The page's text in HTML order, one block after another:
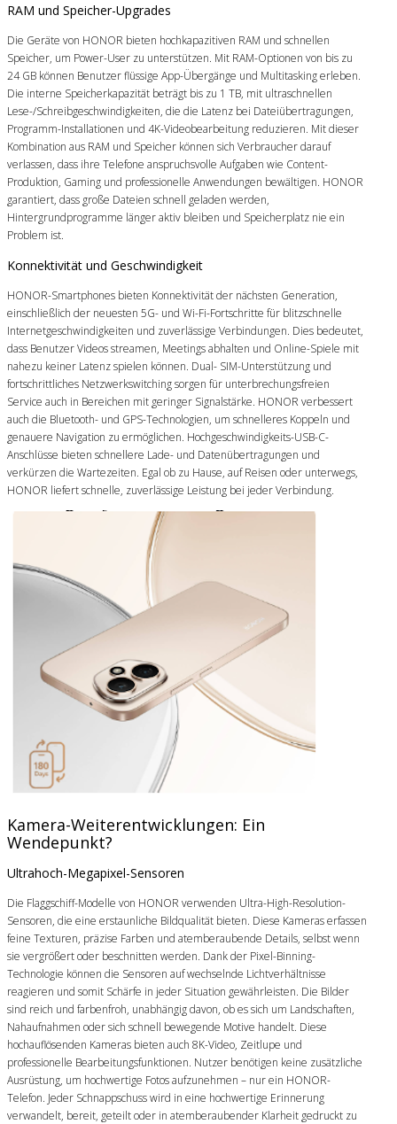
RAM und Speicher-Upgrades
Die Geräte von HONOR bieten hochkapazitiven RAM und schnellen
Speicher, um Power-User zu unterstützen. Mit RAM-Optionen von bis zu
24 GB können Benutzer flüssige App-Übergänge und Multitasking erleben.
Die interne Speicherkapazität beträgt bis zu 1 TB, mit ultraschnellen
Lese-/Schreibgeschwindigkeiten, die die Latenz bei Dateiübertragungen,
Programm-Installationen und 4K-Videobearbeitung reduzieren. Mit dieser
Kombination aus RAM und Speicher können sich Verbraucher darauf
verlassen, dass ihre Telefone anspruchsvolle Aufgaben wie Content-
Produktion, Gaming und professionelle Anwendungen bewältigen. HONOR
garantiert, dass große Dateien schnell geladen werden,
Hintergrundprogramme länger aktiv bleiben und Speicherplatz nie ein
Problem ist.
Konnektivität und Geschwindigkeit
HONOR-Smartphones bieten Konnektivität der nächsten Generation,
einschließlich der neuesten 5G- und Wi-Fi-Fortschritte für blitzschnelle
Internetgeschwindigkeiten und zuverlässige Verbindungen. Dies bedeutet,
dass Benutzer Videos streamen, Meetings abhalten und Online-Spiele mit
nahezu keiner Latenz spielen können. Dual- SIM-Unterstützung und
fortschrittliches Netzwerkswitching sorgen für unterbrechungsfreien
Service auch in Bereichen mit geringer Signalstärke. HONOR verbessert
auch die Bluetooth- und GPS-Technologien, um schnelleres Koppeln und
genauere Navigation zu ermöglichen. Hochgeschwindigkeits-USB-C-
Anschlüsse bieten schnellere Lade- und Datenübertragungen und
verkürzen die Wartezeiten. Egal ob zu Hause, auf Reisen oder unterwegs,
HONOR liefert schnelle, zuverlässige Leistung bei jeder Verbindung.
Kamera-Weiterentwicklungen: Ein
Wendepunkt?
Ultrahoch-Megapixel-Sensoren
Die Flaggschiff-Modelle von HONOR verwenden Ultra-High-Resolution-
Sensoren, die eine erstaunliche Bildqualität bieten. Diese Kameras erfassen
feine Texturen, präzise Farben und atemberaubende Details, selbst wenn
sie vergrößert oder beschnitten werden. Dank der Pixel-Binning-
Technologie können die Sensoren auf wechselnde Lichtverhältnisse
reagieren und somit Schärfe in jeder Situation gewährleisten. Die Bilder
sind reich und farbenfroh, unabhängig davon, ob es sich um Landschaften,
Nahaufnahmen oder sich schnell bewegende Motive handelt. Diese
hochauflösenden Kameras bieten auch 8K-Video, Zeitlupe und
professionelle Bearbeitungsfunktionen. Nutzer benötigen keine zusätzliche
Ausrüstung, um hochwertige Fotos aufzunehmen – nur ein HONOR-
Telefon. Jeder Schnappschuss wird in eine hochwertige Erinnerung
verwandelt, bereit, geteilt oder in atemberaubender Klarheit gedruckt zu